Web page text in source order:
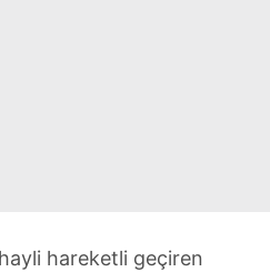
hareketli geçiren